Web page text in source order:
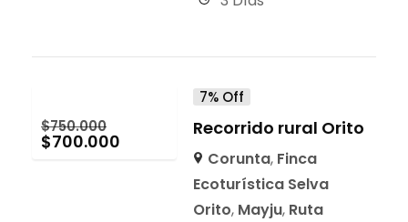
$750.000
$700.000
7% Off
Recorrido rural Orito
Corunta, Finca
Ecoturística Selva
Orito, Mayju, Ruta